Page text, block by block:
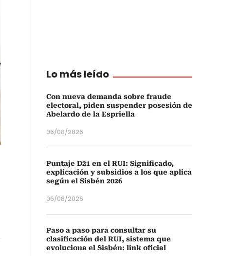
Lo más leído
Con nueva demanda sobre fraude
electoral, piden suspender posesión de
Abelardo de la Espriella
06/08/2026
Puntaje D21 en el RUI: Significado,
explicación y subsidios a los que aplica
según el Sisbén 2026
06/08/2026
Paso a paso para consultar su
clasificación del RUI, sistema que
evoluciona el Sisbén: link oficial